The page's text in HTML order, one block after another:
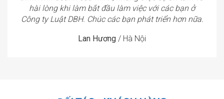
hài lòng khi làm bắt đầu làm việc với các bạn ở
Công ty Luật DBH. Chúc các bạn phát triển hơn nữa.
Lan Hương / Hà Nội